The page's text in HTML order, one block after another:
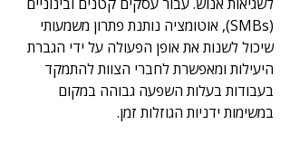
(SMBs), אוטומציה נותנת פתרון משמעותי
שיכול לשנות את אופן הפעולה על ידי הגברת
היעילות ומאפשרת לחברי הצוות להתמקד
בעבודות בעלות השפעה גבוהה במקום
במשימות ידניות הגוזלות זמן.